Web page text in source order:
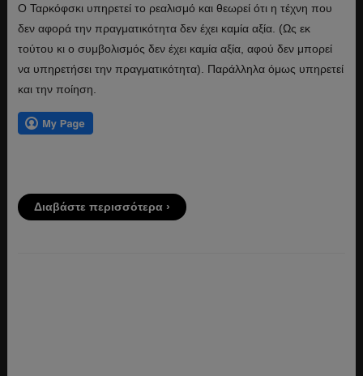
Ο Ταρκόφσκι υπηρετεί το ρεαλισμό και θεωρεί ότι η τέχνη που
δεν αφορά την πραγματικότητα δεν έχει καμία αξία. (Ως εκ
τούτου κι ο συμβολισμός δεν έχει καμία αξία, αφού δεν μπορεί
να υπηρετήσει την πραγματικότητα). Παράλληλα όμως υπηρετεί
και την ποίηση.
Διαβάστε περισσότερα ›